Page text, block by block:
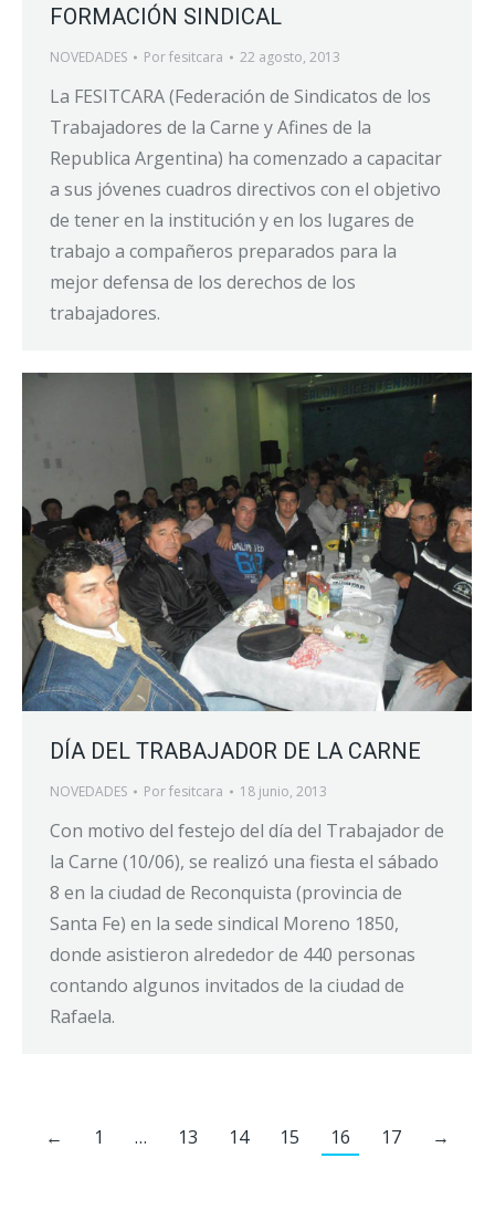
FORMACIÓN SINDICAL
NOVEDADES Porfesitcara 22 agosto, 2013
La FESITCARA (Federación de Sindicatos de los
Trabajadores de la Carne y Afines de la
Republica Argentina) ha comenzado a capacitar
a sus jóvenes cuadros directivos con el objetivo
de tener en la institución y en los lugares de
trabajo a compañeros preparados para la
mejor defensa de los derechos de los
trabajadores.
DÍA DEL TRABAJADOR DE LA CARNE
NOVEDADES Porfesitcara 18 junio, 2013
Con motivo del festejo del día del Trabajador de
la Carne (10/06), se realizó una fiesta el sábado
8 en la ciudad de Reconquista (provincia de
Santa Fe) en la sede sindical Moreno 1850,
donde asistieron alrededor de 440 personas
contando algunos invitados de la ciudad de
Rafaela.
← 1 … 13 14 15 16 17 →